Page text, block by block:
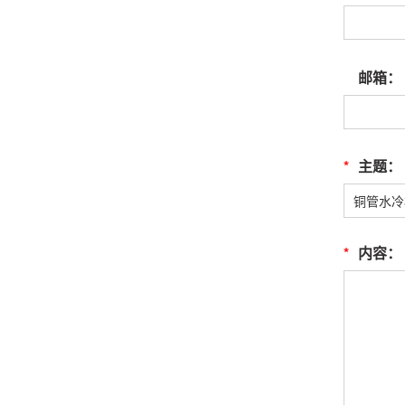
邮箱：
* 主题：
* 内容：